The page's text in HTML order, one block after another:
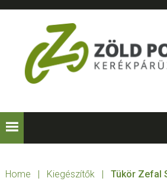
Skip
navigation
Skip
content
Skip
ZÖLD
PONT
Home | Kiegészítők | Tükör Zefal